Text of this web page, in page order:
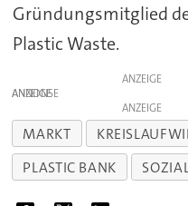
Gründungsmitglied
Plastic Waste.
ANZEIGE
ANZEIGE
ANZEIGE
MARKT
PLASTIC BANK